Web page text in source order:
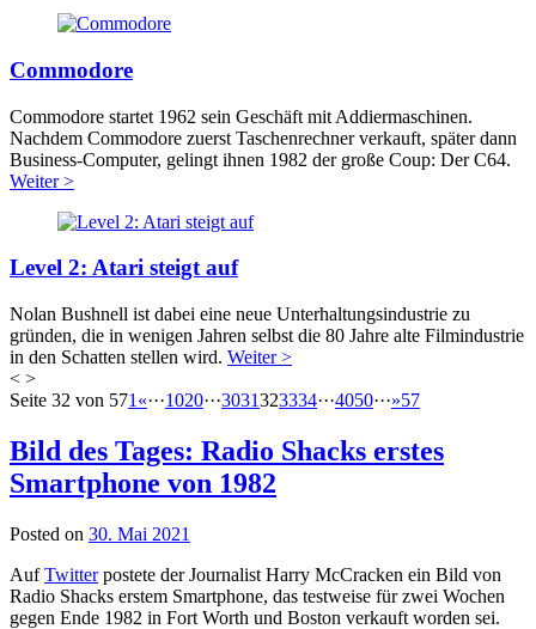
Commodore
Commodore startet 1962 sein Geschäft mit Addiermaschinen.
Nachdem Commodore zuerst Taschenrechner verkauft, später dann
Business-Computer, gelingt ihnen 1982 der große Coup: Der C64.
Weiter >
Level 2: Atari steigt auf
Nolan Bushnell ist dabei eine neue Unterhaltungsindustrie zu
gründen, die in wenigen Jahren selbst die 80 Jahre alte Filmindustrie
in den Schatten stellen wird. Weiter >
< >
Beitragsnavigation
Seite 32 von 571 «···1020···3031323334···4050···»57
Bild des Tages: Radio Shacks erstes
Smartphone von 1982
Posted on 30. Mai 2021
AufTwitterpostete der Journalist Harry McCracken ein Bild von
Radio Shacks erstem Smartphone, das testweise für zwei Wochen
gegen Ende 1982 in Fort Worth und Boston verkauft worden sei.